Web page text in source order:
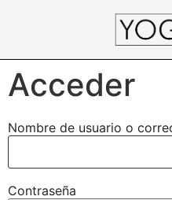
Acceder
Nombre de usuario o
Contraseña